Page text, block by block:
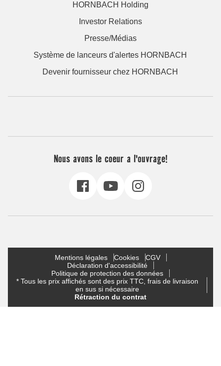
HORNBACH Holding
Investor Relations
Presse/Médias
Système de lanceurs d'alertes HORNBACH
Devenir fournisseur chez HORNBACH
Nous avons le coeur a l'ouvrage!
Mentions légales Cookies
CGV
Déclaration d'accessibilité
Politique de protection des données
* Tous les prix affichés sont des prix TTC, frais de livraison
en sus si nécessaire
Rétraction du contrat